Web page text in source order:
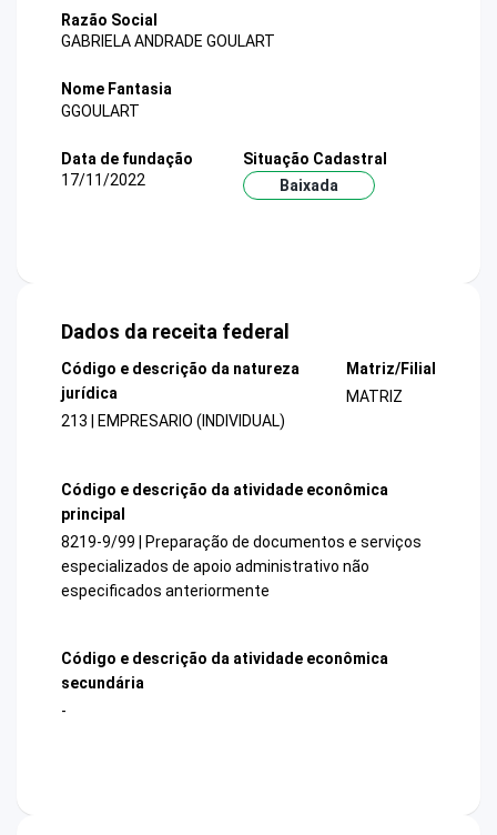
Razão Social
GABRIELA ANDRADE GOULART
Nome Fantasia
GGOULART
Data de fundação
17/11/2022
Situação Cadastral
Baixada
Dados da receita federal
Código e descrição da natureza
jurídica
213 | EMPRESARIO (INDIVIDUAL)
Matriz/Filial
MATRIZ
Código e descrição da atividade econômica
principal
8219-9/99 | Preparação de documentos e serviços
especializados de apoio administrativo não
especificados anteriormente
Código e descrição da atividade econômica
secundária
-